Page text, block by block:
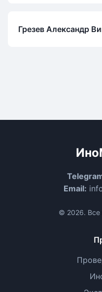
Грезев Александр
Email:
© 2026.